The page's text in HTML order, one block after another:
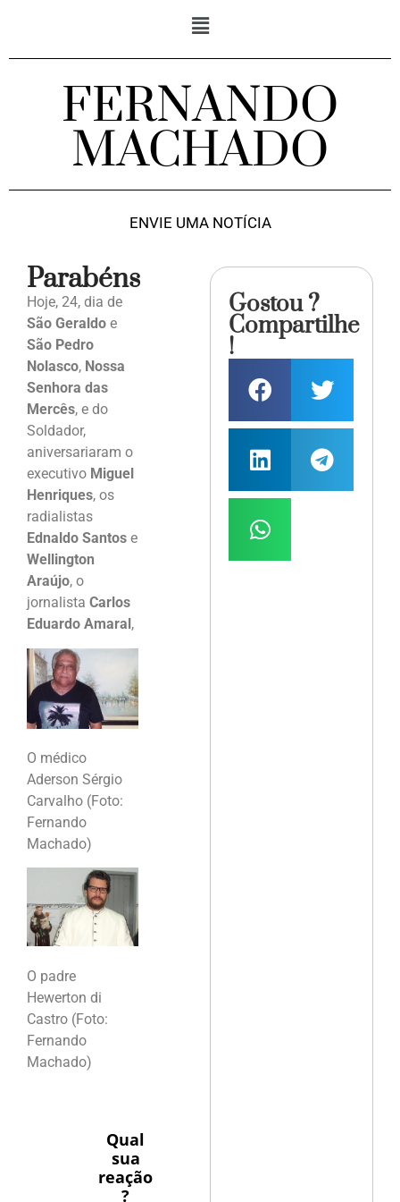
FERNANDO
MACHADO
ENVIE UMA NOTÍCIA
Parabéns
Hoje, 24, dia de
São Geraldo e
São Pedro
Nolasco, Nossa
Senhora das
Mercês, e do
Soldador,
aniversariaram o
executivo Miguel
Henriques, os
radialistas
Ednaldo Santos e
Wellington
Araújo, o
jornalista Carlos
Eduardo Amaral ,
O médico
Aderson Sérgio
Carvalho (Foto:
Fernando
Machado)
O padre
Hewerton di
Castro (Foto:
Fernando
Machado)
Qual
sua
reação
?
Gostou ?
Compartilhe
!